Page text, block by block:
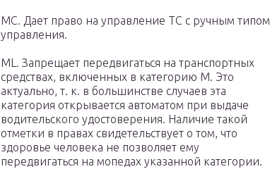
МС. Дает право на управление ТС с ручным типом
управления.
ML. Запрещает передвигаться на транспортных
средствах, включенных в категорию М. Это
актуально, т. к. в большинстве случаев эта
категория открывается автоматом при выдаче
водительского удостоверения. Наличие такой
отметки в правах свидетельствует о том, что
здоровье человека не позволяет ему
передвигаться на мопедах указанной категории.